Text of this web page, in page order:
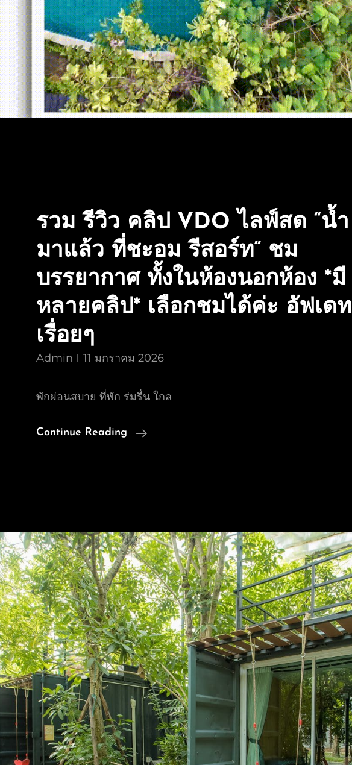
หลาย
คลิป*
เลือก
ชม
ได้
ค่ะ
อัฟ
ฝน
มี
น้ำ
ใน
ลำธาร)
รวม รีวิว คลิป VDO ไลฟ์สด “น้ำ
มาแล้ว ที่ชะอม รีสอร์ท” ชม
บรรยากาศ ทั้งในห้องนอกห้อง *มี
หลายคลิป* เลือกชมได้ค่ะ อัฟเดท
เรื่อยๆ
Admin 11 มกราคม 2026
พักผ่อนสบาย ที่พัก ร่มรื่น ใกล
Continue Reading
รวม
“น้ำ
มา
แล้ว
ที่
ชะอม
รีสอร์ท”
ชม
บรรยากาศ
ทั้ง
ใน
ห้อง
นอก
ห้อง